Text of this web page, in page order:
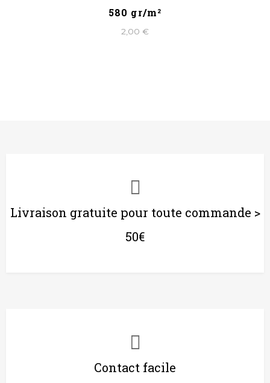
580 gr/m²
2,00 €
Livraison gratuite pour toute commande >
50€
Contact facile